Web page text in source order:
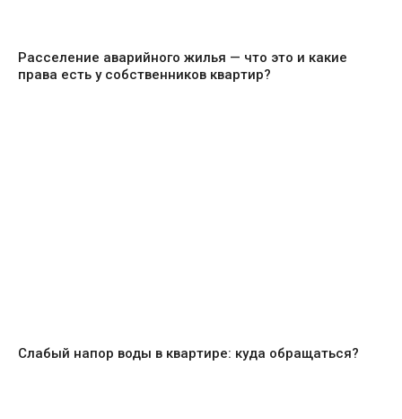
Расселение аварийного жилья — что это и какие
права есть у собственников квартир?
Слабый напор воды в квартире: куда обращаться?